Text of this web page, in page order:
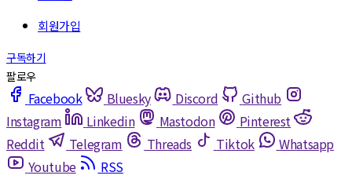
Facebook Bluesky Discord
Github
Instagram
Linkedin Mastodon
Pinterest
Reddit
Telegram Threads Tiktok
Whatsapp
Youtube
RSS